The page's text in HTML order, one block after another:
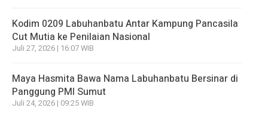
Kodim 0209 Labuhanbatu Antar Kampung Pancasila
Cut Mutia ke Penilaian Nasional
Juli 27, 2026 | 16:07 WIB
Maya Hasmita Bawa Nama Labuhanbatu Bersinar di
Panggung PMI Sumut
Juli 24, 2026 | 09:25 WIB